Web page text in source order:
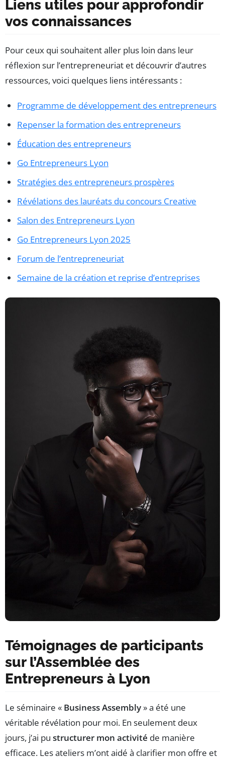
Liens utiles pour approfondir
vos connaissances
Pour ceux qui souhaitent aller plus loin dans leur
réflexion sur l’entrepreneuriat et découvrir d’autres
ressources, voici quelques liens intéressants :
Programme de développement des entrepreneurs
Repenser la formation des entrepreneurs
Éducation des entrepreneurs
Go Entrepreneurs Lyon
Stratégies des entrepreneurs prospères
Révélations des lauréats du concours Creative
Salon des Entrepreneurs Lyon
Go Entrepreneurs Lyon 2025
Forum de l’entrepreneuriat
Semaine de la création et reprise d’entreprises
Témoignages de participants
sur l’Assemblée des
Entrepreneurs à Lyon
Le séminaire « Business Assembly» a été une
véritable révélation pour moi. En seulement deux
jours, j’ai pu structurer mon activité de manière
efficace. Les ateliers m’ont aidé à clarifier mon offre et